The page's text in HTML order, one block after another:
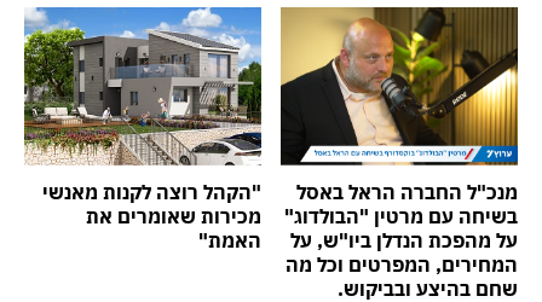
מנכ"ל החברה הראל באסל
בשיחה עם מרטין "הבולדוג"
על מהפכת הנדלן ביו"ש, על
המחירים, המפרטים וכל מה
שחם בהיצע ובביקוש.
"הקהל רוצה לקנות מאנשי
מכירות שאומרים את
האמת"